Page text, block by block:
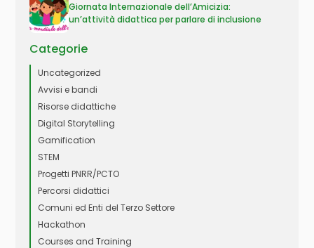
Giornata Internazionale dell’Amicizia:
un’attività didattica per parlare di inclusione
Categorie
Uncategorized
Avvisi e bandi
Risorse didattiche
Digital Storytelling
Gamification
STEM
Progetti PNRR/PCTO
Percorsi didattici
Comuni ed Enti del Terzo Settore
Hackathon
Courses and Training